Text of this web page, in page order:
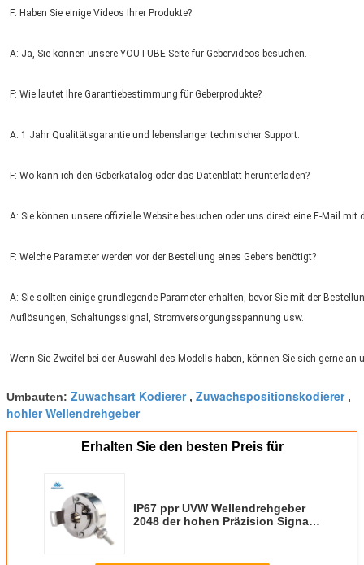
F: Haben Sie einige Videos Ihrer Produkte?
A: Ja, Sie können unsere YOUTUBE-Seite für Gebervideos besuchen.
F: Wie lautet Ihre Garantiebestimmung für Geberprodukte?
A: 1 Jahr Qualitätsgarantie und lebenslanger technischer Support.
F: Wo kann ich den Geberkatalog oder das Datenblatt herunterladen?
A: Sie können unsere offizielle Website besuchen oder uns direkt eine E-Mail mit
F: Welche Parameter werden vor der Bestellung eines Gebers benötigt?
A: Sie sollten einige grundlegende Parameter erhalten, bevor Sie mit der
Auflösungen, Schaltungssignal, Stromversorgungsspannung usw.
Wenn Sie Zweifel bei der Auswahl des Modells haben, können Sie sich gerne
Umbauten: Zuwachsart Kodierer, Zuwachspositionskodierer,
hohler Wellendrehgeber
Erhalten Sie den besten Preis für
IP67 ppr UVW Wellendrehgeber
2048 der hohen Präzision Signals